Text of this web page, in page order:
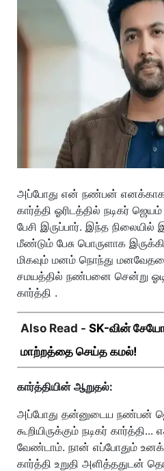
அப்போது என் நண்பன் எனக்காக
கார்த்தி ஓரிடத்தில் நடிகர்
பேசி இருப்பார். இந்த
மீண்டும் பேசு பொருளாக
மிகவும் மனம் நொந்து
சமயத்தில் நண்பனை சென்று ஓடி
கார்த்தி .
Also Read - SK-வின்
மாற்றத்தை செய்த கமல்!
கார்த்தியின் ஆறுதல்:
அப்போது தன்னுடைய நண்பன்
கூறியிருக்கும் நடிகர்
வேண்டாம். நான் எப்போதும்
கார்த்தி உறுதி அளித்ததுடன்